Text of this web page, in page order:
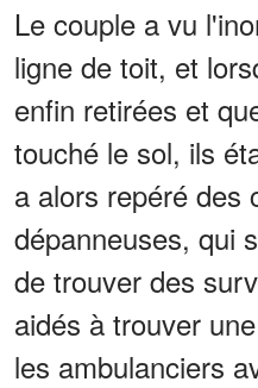
Le couple a vu
ligne de toit, et
enfin retirées et
touché le sol, ils
a alors repéré des
dépanneuses, qui
de trouver des
aidés à trouver
les ambulanciers